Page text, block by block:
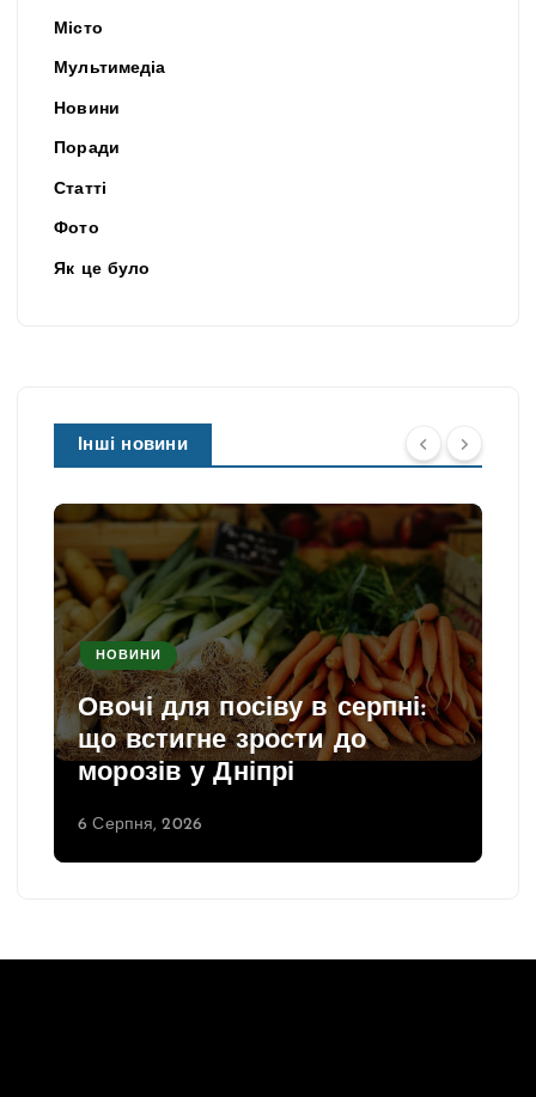
Місто
Мультимедіа
Новини
Поради
Статті
Фото
Як це було
Інші новини
НОВИНИ
Овочі для посіву в серпні:
що встигне зрости до
морозів у Дніпрі
6 Серпня, 2026